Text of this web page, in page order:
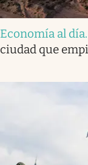
Economía al día.
ciudad que